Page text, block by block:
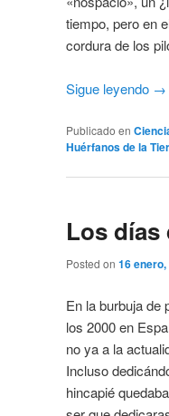
tiempo, pero en
cordura de los
Sigue leyendo →
Publicado en
Huérfanos de la
Los días
Posted on 16
En la burbuja de
los 2000 en
no ya a la
Incluso
hincapié